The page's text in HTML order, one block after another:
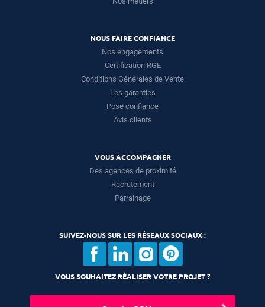
NOUS FAIRE CONFIANCE
Nos engagements
Certification RGE
Conditions Générales de Vente
Les garanties
Pose confiance
Avis clients
VOUS ACCOMPAGNER
Des agences de proximité
Recrutement
Parrainage
SUIVEZ-NOUS SUR LES RÉSEAUX SOCIAUX :
VOUS SOUHAITEZ RÉALISER VOTRE PROJET ?